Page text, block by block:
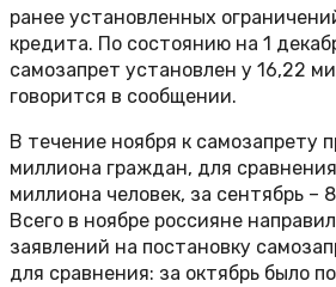
ранее установленных
кредита. По состоянию на 1
самозапрет установлен у 16,22
говорится в сообщении.
В течение ноября к самозапрету
миллиона граждан, для
миллиона человек, за сентябрь –
Всего в ноябре россияне
заявлений на постановку
для сравнения: за октябрь было